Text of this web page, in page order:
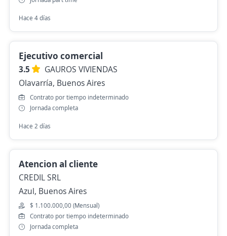
Hace 4 días
Ejecutivo comercial
3.5
GAUROS VIVIENDAS
Olavarría, Buenos Aires
Contrato por tiempo indeterminado
Jornada completa
Hace 2 días
Atencion al cliente
CREDIL SRL
Azul, Buenos Aires
$ 1.100.000,00 (Mensual)
Contrato por tiempo indeterminado
Jornada completa